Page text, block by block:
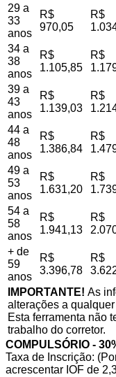
29 a
33
anos
R$
970,05
R$
34 a
38
anos
R$
1.105,85
R$
39 a
43
anos
R$
1.139,03
R$
44 a
48
anos
R$
1.386,84
R$
49 a
53
anos
R$
1.631,20
R$
54 a
58
anos
R$
1.941,13
R$
+ de
59
anos
R$
3.396,78
R$
IMPORTANTE! As
alterações a
Esta ferramenta não
trabalho do corretor.
COMPULSÓRIO -
Taxa de Inscrição:
acrescentar IOF de